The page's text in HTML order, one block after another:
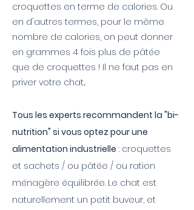
croquettes en terme de calories. Ou
en d'autres termes, pour le même
nombre de calories, on peut donner
en grammes 4 fois plus de pâtée
que de croquettes ! Il ne faut pas en
priver votre chat...
Tous les experts recommandent la "bi-
nutrition" si vous optez pour une
alimentation industrielle : croquettes
et sachets / ou pâtée / ou ration
ménagère équilibrée. Le chat est
naturellement un petit buveur, et